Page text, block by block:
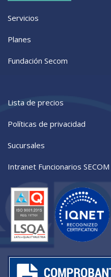
Servicios
Planes
Fundación Secom
Lista de precios
Políticas de privacidad
Sucursales
Intranet Funcionarios SECOM